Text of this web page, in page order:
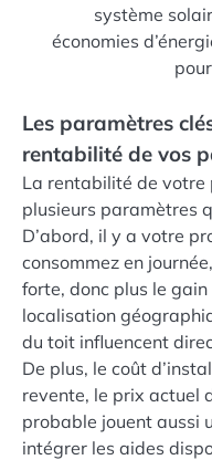
système
économies
Les paramètres
rentabilité de vos
La rentabilité de votre
plusieurs paramètres
D’abord, il y a votre
consommez en
forte, donc plus le
localisation
du toit influencent
De plus, le coût
revente, le prix actuel
probable jouent aussi
intégrer les aides